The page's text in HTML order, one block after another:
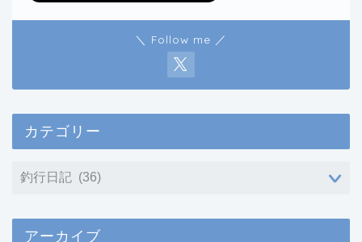
＼ Follow me ／
カテゴリー
アーカイブ